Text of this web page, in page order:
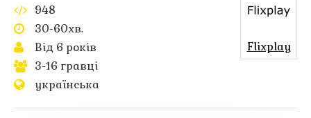
948
30-60хв.
Від 6 років
3-16 гравці
українська
Flixplay